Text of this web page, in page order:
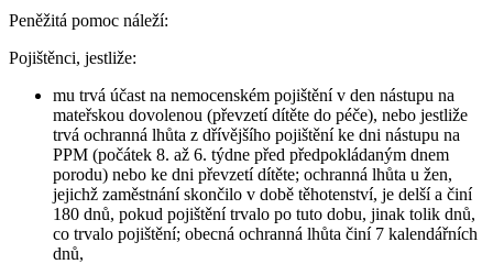
Peněžitá pomoc náleží:
Pojištěnci, jestliže:
mu trvá účast na nemocenském pojištění v den nástupu na
mateřskou dovolenou (převzetí dítěte do péče), nebo jestliže
trvá ochranná lhůta z dřívějšího pojištění ke dni nástupu na
PPM (počátek 8. až 6. týdne před předpokládaným dnem
porodu) nebo ke dni převzetí dítěte; ochranná lhůta u žen,
jejichž zaměstnání skončilo v době těhotenství, je delší a činí
180 dnů, pokud pojištění trvalo po tuto dobu, jinak tolik dnů,
co trvalo pojištění; obecná ochranná lhůta činí 7 kalendářních
dnů,